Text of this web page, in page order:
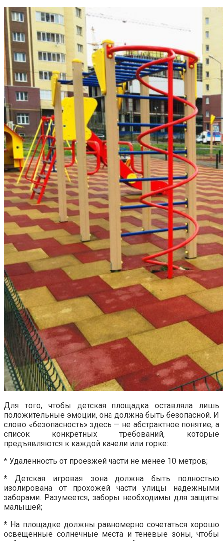
Для того, чтобы детская площадка оставляла лишь
положительные эмоции, она должна быть безопасной. И
слово «безопасность» здесь — не абстрактное понятие, а
список конкретных требований, которые
предъявляются к каждой качели или горке:
* Удаленность от проезжей части не менее 10 метров;
* Детская игровая зона должна быть полностью
изолирована от прохожей части улицы надежными
заборами. Разумеется, заборы необходимы для защиты
малышей;
* На площадке должны равномерно сочетаться хорошо
освещенные солнечные места и теневые зоны, чтобы